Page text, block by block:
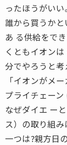
ったほうがいい。
誰から買うか
あ る供給をで
くともイオン
分でやろうと考
「イオンがメ
プライチェーン
なぜダイエ ー
ス）の取り組み
一つは?親方日